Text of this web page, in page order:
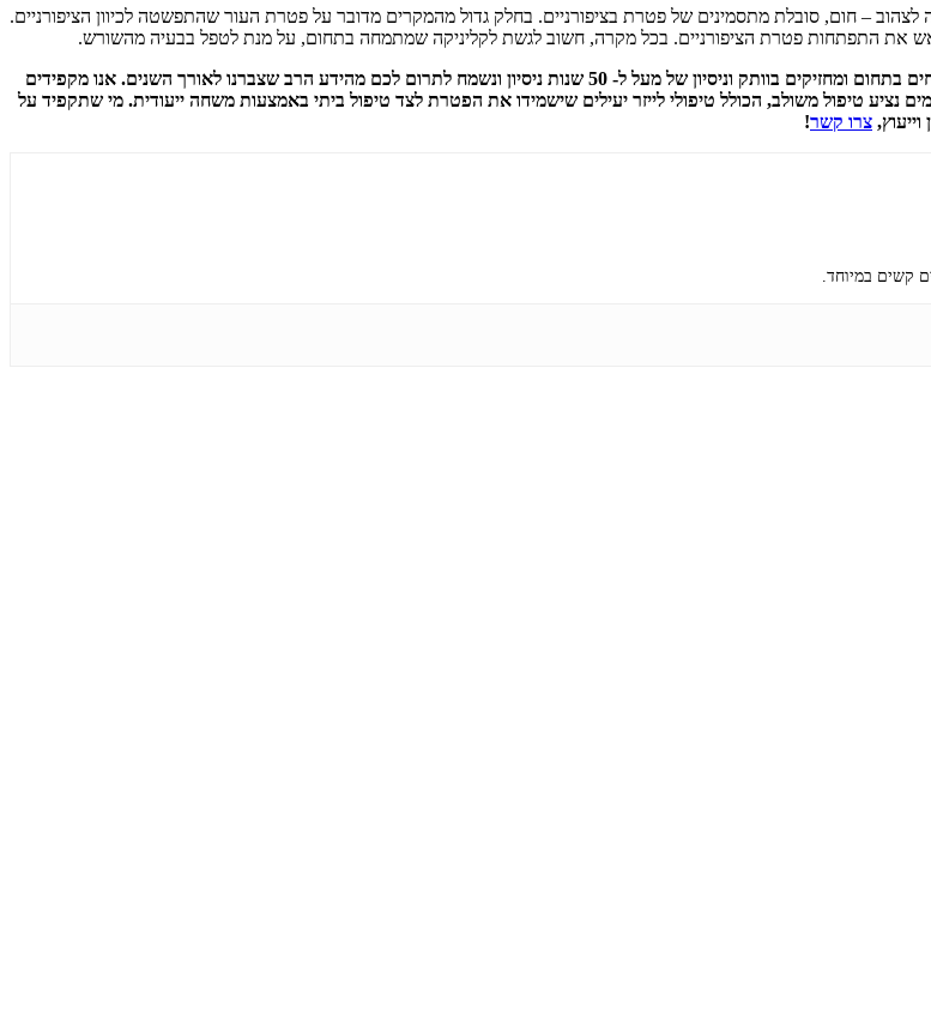
– חום, סובלת מתסמינים של פטרת בציפורניים. בחלק גדול מהמקרים מדובר על פטרת העור שהתפשטה לכיוון הציפורניים.
את התפתחות פטרת הציפורניים. בכל מקרה, חשוב לגשת לקליניקה שמתמחה בתחום, על מנת לטפל בבעיה מהשורש.
אנו בלב פדיקור רפואי נשמח לסייע לכן לטפל בפטרת הציפורניים שלכן אחת ולתמיד. אנו מתמחים בתחום ומחזיקים בוותק וניסיון של מעל ל- 50 שנות ניסיון ונשמח לתרום לכם מהידע הרב שצברנו לאורך השנים. אנו מקפידים
נציע טיפול משולב, הכולל טיפולי לייזר יעילים שישמידו את הפטרת לצד טיפול ביתי באמצעות משחה ייעודית. מי שתקפיד על
צרו קשר!
קשים במיוחד.